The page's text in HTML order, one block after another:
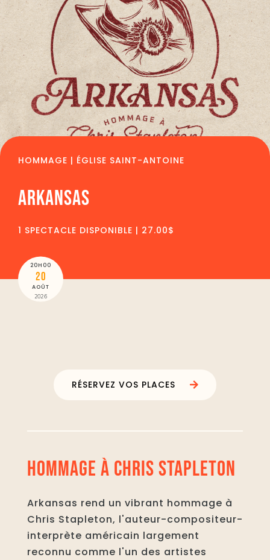
HOMMAGE | ÉGLISE SAINT-ANTOINE
ARKANSAS
1 SPECTACLE DISPONIBLE | 27.00$
20H00
20
AOÛT
2026
RÉSERVEZ VOS PLACES
HOMMAGE À CHRIS STAPLETON
Arkansas rend un vibrant hommage à
Chris Stapleton, l'auteur-compositeur-
interprète américain largement
reconnu comme l'un des artistes